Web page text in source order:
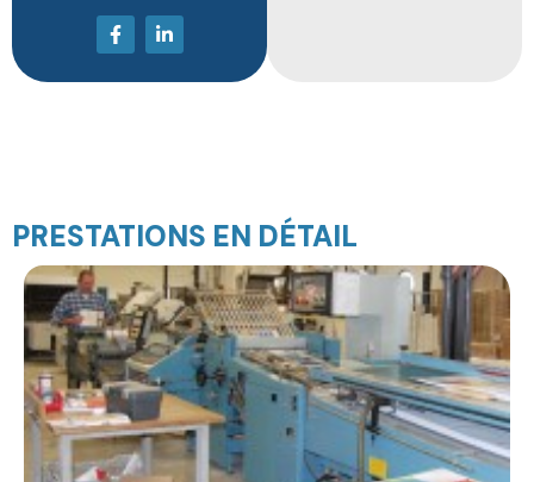
PRESTATIONS EN DÉTAIL